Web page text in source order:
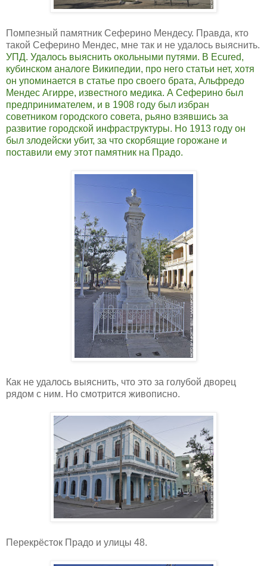
Помпезный памятник Сеферино Мендесу. Правда, кто
такой Сеферино Мендес, мне так и не удалось выяснить.
УПД. Удалось выяснить окольными путями. В Ecured,
кубинском аналоге Википедии, про него статьи нет, хотя
он упоминается в статье про своего брата, Альфредо
Мендес Агирре, известного медика. А Сеферино был
предпринимателем, и в 1908 году был избран
советником городского совета, рьяно взявшись за
развитие городской инфраструктуры. Но 1913 году он
был злодейски убит, за что скорбящие горожане и
поставили ему этот памятник на Прадо.
Как не удалось выяснить, что это за голубой дворец
рядом с ним. Но смотрится живописно.
Перекрёсток Прадо и улицы 48.